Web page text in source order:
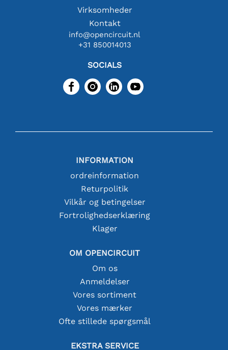
Virksomheder
Kontakt
info@opencircuit.nl
+31 850014013
SOCIALS
INFORMATION
ordreinformation
Returpolitik
Vilkår og betingelser
Fortrolighedserklæring
Klager
OM OPENCIRCUIT
Om os
Anmeldelser
Vores sortiment
Vores mærker
Ofte stillede spørgsmål
EKSTRA SERVICE